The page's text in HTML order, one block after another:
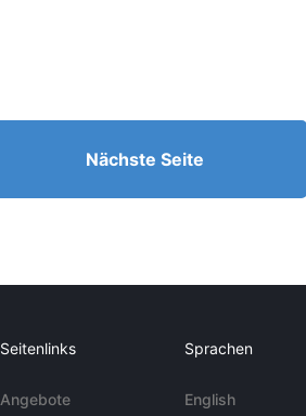
Nächste Seite
Seitenlinks
Angebote
Sprachen
English